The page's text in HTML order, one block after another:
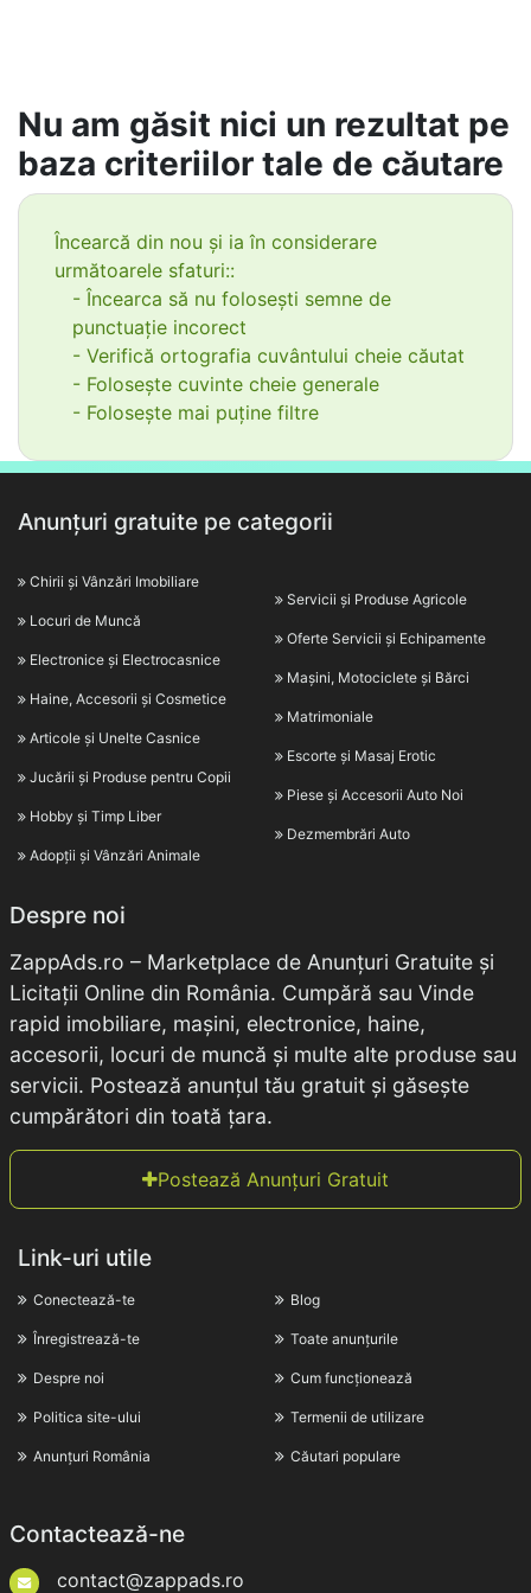
Nu am găsit nici un rezultat pe
baza criteriilor tale de căutare
Încearcă din nou și ia în considerare
următoarele sfaturi::
- Încearca să nu folosești semne de
punctuație incorect
- Verifică ortografia cuvântului cheie căutat
- Folosește cuvinte cheie generale
- Folosește mai puține filtre
Anunțuri gratuite pe categorii
Chirii și Vânzări Imobiliare
Locuri de Muncă
Electronice și Electrocasnice
Haine, Accesorii și Cosmetice
Articole și Unelte Casnice
Jucării și Produse pentru Copii
Hobby și Timp Liber
Adopții și Vânzări Animale
Servicii și Produse Agricole
Oferte Servicii și Echipamente
Mașini, Motociclete și Bărci
Matrimoniale
Escorte și Masaj Erotic
Piese și Accesorii Auto Noi
Dezmembrări Auto
Despre noi
ZappAds.ro – Marketplace de Anunțuri Gratuite și
Licitații Online din România. Cumpără sau Vinde
rapid imobiliare, mașini, electronice, haine,
accesorii, locuri de muncă și multe alte produse sau
servicii. Postează anunțul tău gratuit și găsește
cumpărători din toată țara.
Postează Anunțuri Gratuit
Link-uri utile
Conectează-te
Înregistrează-te
Despre noi
Politica site-ului
Anunțuri România
Blog
Toate anunțurile
Cum funcționează
Termenii de utilizare
Căutari populare
Contactează-ne
contact@zappads.ro